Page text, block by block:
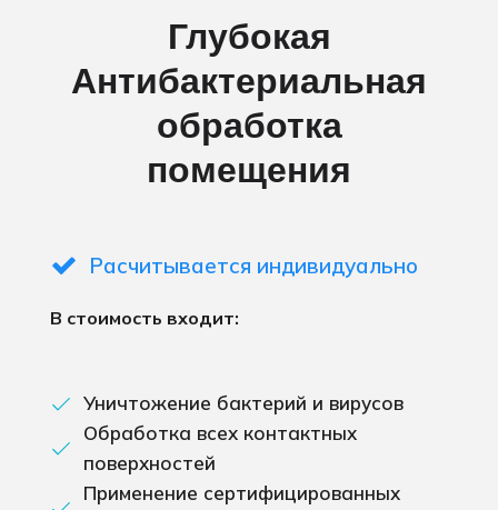
Глубокая
Антибактериальная
обработка
помещения
Расчитывается индивидуально
В стоимость входит:
Уничтожение бактерий и вирусов
Обработка всех контактных
поверхностей
Применение сертифицированных